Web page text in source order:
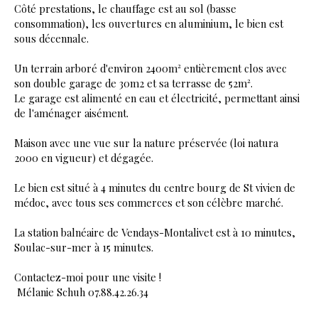
Côté prestations, le chauffage est au sol (basse
consommation), les ouvertures en aluminium, le bien est
sous décennale.
Un terrain arboré d'environ 2400m² entièrement clos avec
son double garage de 30m2 et sa terrasse de 52m².
Le garage est alimenté en eau et électricité, permettant ainsi
de l'aménager aisément.
Maison avec une vue sur la nature préservée (loi natura
2000 en vigueur) et dégagée.
Le bien est situé à 4 minutes du centre bourg de St vivien de
médoc, avec tous ses commerces et son célèbre marché.
La station balnéaire de Vendays-Montalivet est à 10 minutes,
Soulac-sur-mer à 15 minutes.
Contactez-moi pour une visite !
Mélanie Schuh 07.88.42.26.34